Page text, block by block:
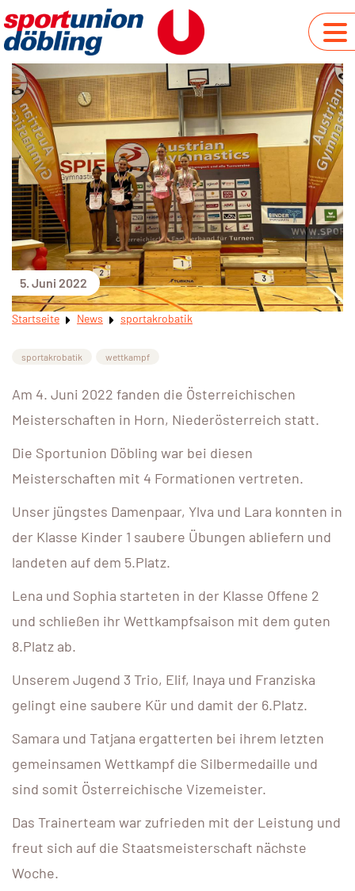
5. Juni 2022
Startseite News sportakrobatik
sportakrobatik wettkampf
Am 4. Juni 2022 fanden die Österreichischen
Meisterschaften in Horn, Niederösterreich statt.
Die Sportunion Döbling war bei diesen
Meisterschaften mit 4 Formationen vertreten.
Unser jüngstes Damenpaar, Ylva und Lara konnten in
der Klasse Kinder 1 saubere Übungen abliefern und
landeten auf dem 5.Platz.
Lena und Sophia starteten in der Klasse Offene 2
und schließen ihr Wettkampfsaison mit dem guten
8.Platz ab.
Unserem Jugend 3 Trio, Elif, Inaya und Franziska
gelingt eine saubere Kür und damit der 6.Platz.
Samara und Tatjana ergatterten bei ihrem letzten
gemeinsamen Wettkampf die Silbermedaille und
sind somit Österreichische Vizemeister.
Das Trainerteam war zufrieden mit der Leistung und
freut sich auf die Staatsmeisterschaft nächste
Woche.